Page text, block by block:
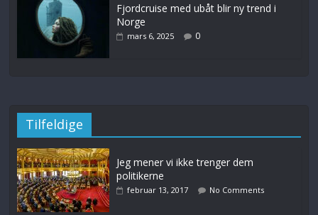
Fjordcruise med ubåt blir ny trend i
Norge
mars 6, 2025 0
Tilfeldige
Jeg mener vi ikke trenger dem
politikerne
februar 13, 2017 No Comments